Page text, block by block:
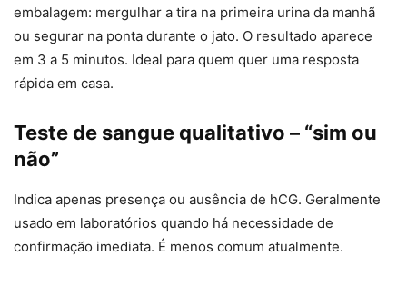
embalagem: mergulhar a tira na primeira urina da manhã
ou segurar na ponta durante o jato. O resultado aparece
em 3 a 5 minutos. Ideal para quem quer uma resposta
rápida em casa.
Teste de sangue qualitativo – “sim ou
não”
Indica apenas presença ou ausência de hCG. Geralmente
usado em laboratórios quando há necessidade de
confirmação imediata. É menos comum atualmente.